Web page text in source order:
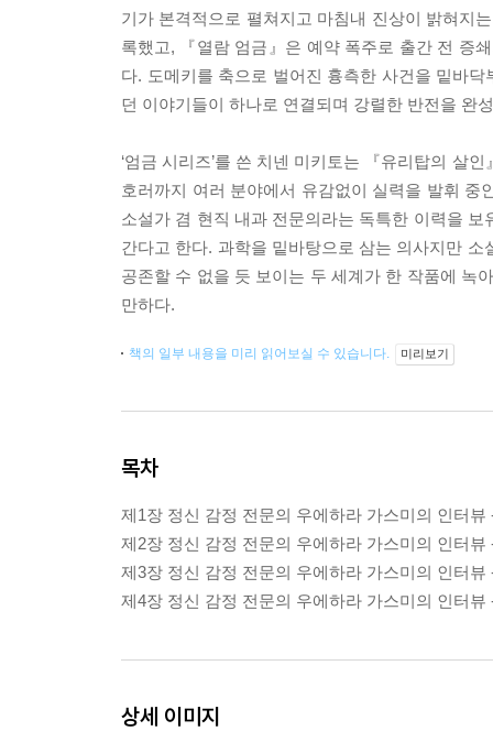
기가 본격적으로 펼쳐지고 마침내 진상이 밝혀지
록했고, 『열람 엄금』은 예약 폭주로 출간 전 증
다. 도메키를 축으로 벌어진 흉측한 사건을 밑바
던 이야기들이 하나로 연결되며 강렬한 반전을 완
‘엄금 시리즈’를 쓴 치넨 미키토는 『유리탑의 살
호러까지 여러 분야에서 유감없이 실력을 발휘 중
소설가 겸 현직 내과 전문의라는 독특한 이력을
간다고 한다. 과학을 밑바탕으로 삼는 의사지만
공존할 수 없을 듯 보이는 두 세계가 한 작품에 녹
만하다.
책의 일부 내용을 미리 읽어보실 수 있습니다. 미리보기
목차
제1장 정신 감정 전문의 우에하라 가스미의 인터뷰
제2장 정신 감정 전문의 우에하라 가스미의 인터뷰
제3장 정신 감정 전문의 우에하라 가스미의 인터뷰
제4장 정신 감정 전문의 우에하라 가스미의 인터뷰
상세 이미지